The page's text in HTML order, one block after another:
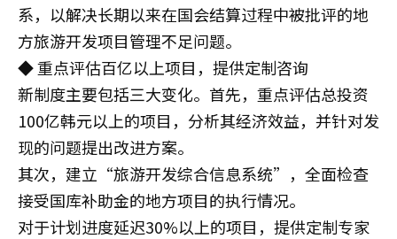
系，以解决长期以来在国会结算过程中被批评的地
方旅游开发项目管理不足问题。
◆ 重点评估百亿以上项目，提供定制咨询
新制度主要包括三大变化。首先，重点评估总投资
100亿韩元以上的项目，分析其经济效益，并针对发
现的问题提出改进方案。
其次，建立“旅游开发综合信息系统”，全面检查
接受国库补助金的地方项目的执行情况。
对于计划进度延迟30%以上的项目，提供定制专家